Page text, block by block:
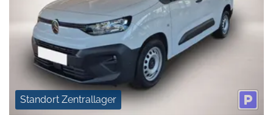
Standort Zentrallager